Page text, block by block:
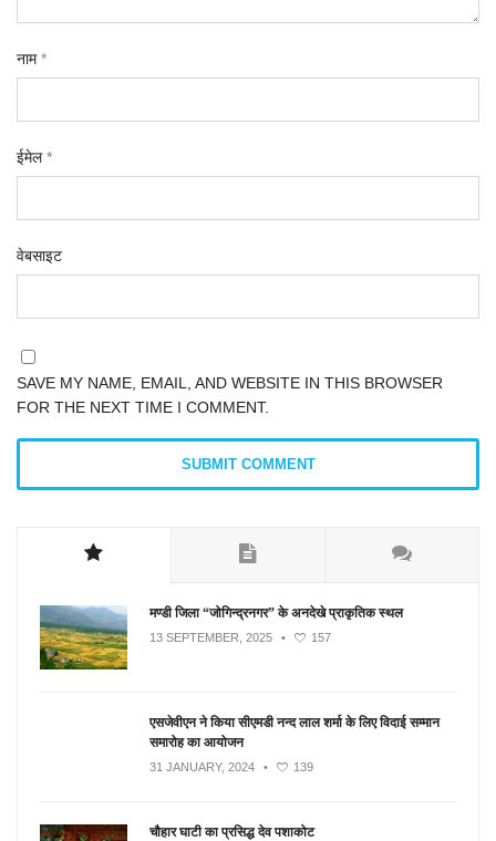
नाम*
ईमेल*
वेबसाइट
SAVE MY NAME, EMAIL, AND WEBSITE IN THIS BROWSER
FOR THE NEXT TIME I COMMENT.
मण्डी जिला “जोगिन्द्रनगर” के अनदेखे प्राकृतिक स्थल
13 SEPTEMBER, 2025 • 157
एसजेवीएन ने किया सीएमडी नन्‍द लाल शर्मा के लिए विदाई सम्मान
समारोह का आयोजन
31 JANUARY, 2024 • 139
चौहार घाटी का प्रसिद्ध देव पशाकोट